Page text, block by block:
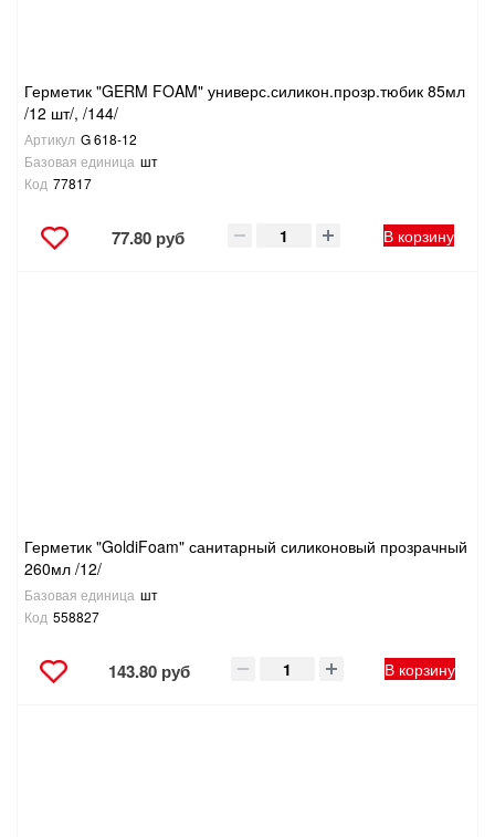
Герметик "GERM FOAM" универс.силикон.прозр.тюбик 85мл
/12 шт/, /144/
Артикул G 618-12
Базовая единица шт
Код 77817
77.80 руб В корзину
Герметик "GoldiFoam" санитарный силиконовый прозрачный
260мл /12/
Базовая единица шт
Код 558827
143.80 руб В корзину